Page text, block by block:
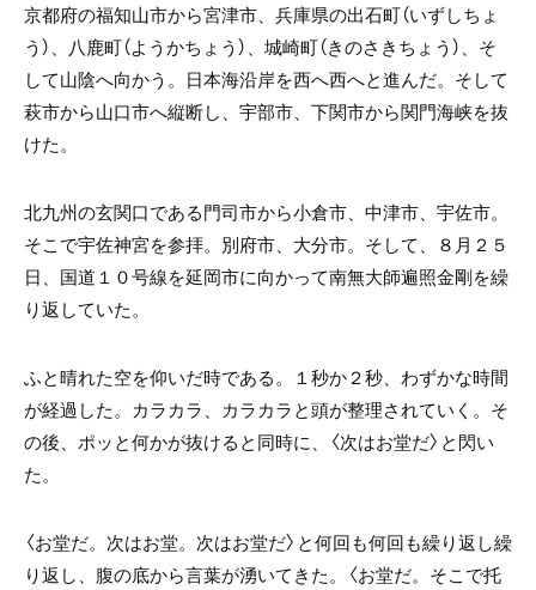
京都府の福知山市から宮津市、兵庫県の出石町（いずしちょ
う）、八鹿町（ようかちょう）、城崎町（きのさきちょう）、そ
して山陰へ向かう。日本海沿岸を西へ西へと進んだ。そして
萩市から山口市へ縦断し、宇部市、下関市から関門海峡を抜
けた。
北九州の玄関口である門司市から小倉市、中津市、宇佐市。
そこで宇佐神宮を参拝。別府市、大分市。そして、８月２５
日、国道１０号線を延岡市に向かって南無大師遍照金剛を繰
り返していた。
ふと晴れた空を仰いだ時である。１秒か２秒、わずかな時間
が経過した。カラカラ、カラカラと頭が整理されていく。そ
の後、ポッと何かが抜けると同時に、〈次はお堂だ〉と閃い
た。
〈お堂だ。次はお堂。次はお堂だ〉と何回も何回も繰り返し繰
り返し、腹の底から言葉が湧いてきた。〈お堂だ。そこで托